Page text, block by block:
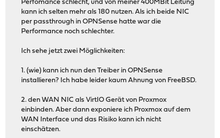
Perfomance schlecht, und von meiner 400MBit Leitung
kann ich selten mehr als 180 nutzen. Als ich beide NIC
per passthrough in OPNSense hatte war die
Performance noch schlechter.
Ich sehe jetzt zwei Möglichkeiten:
1. (wie) kann ich nun den Treiber in OPNSense
installieren? Ich habe leider kaum Ahnung von FreeBSD.
2. den WAN NIC als VirtIO Gerät von Proxmox
einbinden. Aber dann exponiere ich Proxmox auf dem
WAN Interface und das Risiko kann ich nicht
einschätzen.